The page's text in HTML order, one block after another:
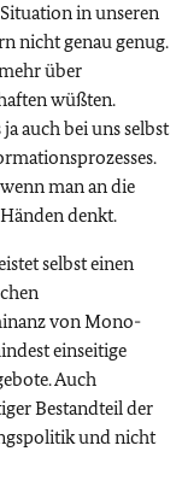
in unseren
nicht genau genug.
über
wüßten.
auch bei uns selbst
man an die
denkt.
selbst einen
von Mono-
einseitige
Auch
Bestandteil der
und nicht